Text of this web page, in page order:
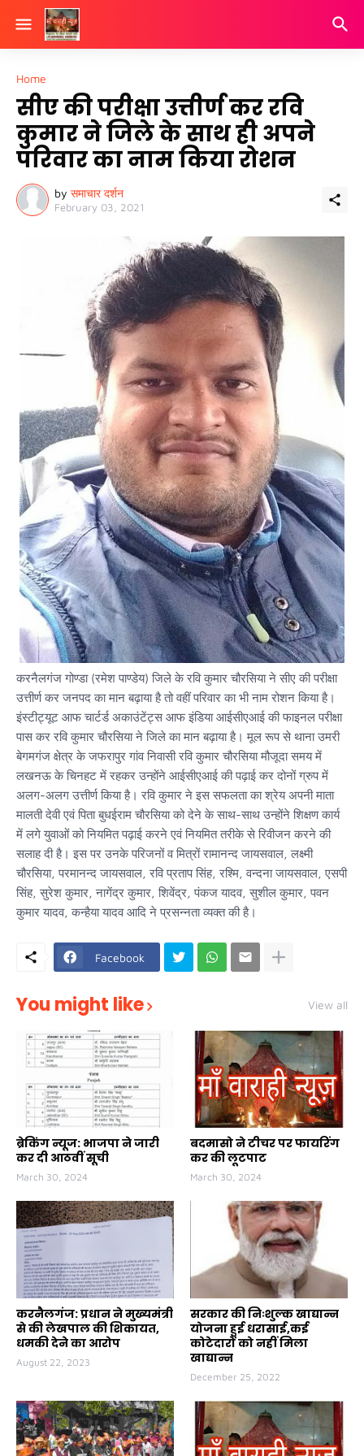
Home
सीए की परीक्षा उत्तीर्ण कर रवि
कुमार ने जिले के साथ ही अपने
परिवार का नाम किया रोशन
by समाचार दर्शन
February 03, 2021
करनैलगंज गोण्डा (रमेश पाण्डेय) जिले के रवि कुमार चौरसिया ने सीए की परीक्षा
उत्तीर्ण कर जनपद का मान बढ़ाया है तो वहीं परिवार का भी नाम रोशन किया है।
इंस्टीट्यूट आफ चार्टर्ड अकाउंटेंट्स आफ इंडिया आईसीएआई की फाइनल परीक्षा
पास कर रवि कुमार चौरसिया ने जिले का मान बढ़ाया है। मूल रूप से थाना उमरी
बेगमगंज क्षेत्र के जफरापुर गांव निवासी रवि कुमार चौरसिया मौजूदा समय में
लखनऊ के चिनहट में रहकर उन्होंने आईसीएआई की पढ़ाई कर दोनों ग्रुप में
अलग-अलग उत्तीर्ण किया है। रवि कुमार ने इस सफलता का श्रेय अपनी माता
मालती देवी एवं पिता बुधईराम चौरसिया को देने के साथ-साथ उन्होंने शिक्षण कार्य
में लगे युवाओं को नियमित पढ़ाई करने एवं नियमित तरीके से रिवीजन करने की
सलाह दी है। इस पर उनके परिजनों व मित्रों रामानन्द जायसवाल, लक्ष्मी
चौरसिया, परमानन्द जायसवाल, रवि प्रताप सिंह, रश्मि, वन्दना जायसवाल, एसपी
सिंह, सुरेश कुमार, नागेंद्र कुमार, शिवेंद्र, पंकज यादव, सुशील कुमार, पवन
कुमार यादव, कन्हैया यादव आदि ने प्रसन्नता व्यक्त की है।
Facebook
You might like View all
ब्रेकिंग न्यूज: भाजपा ने जारी
कर दी आठवीं सूची
March 30, 2024
बदमासो ने टीचर पर फायरिंग
कर की लूटपाट
March 30, 2024
करनैलगंज: प्रधान ने मुख्यमंत्री
से की लेखपाल की शिकायत,
धमकी देने का आरोप
August 22, 2023
सरकार की निःशुल्क खाद्यान्न
योजना हुई धरासाई,कई
कोटेदारों को नहीं मिला
खाद्यान्न
December 25, 2022